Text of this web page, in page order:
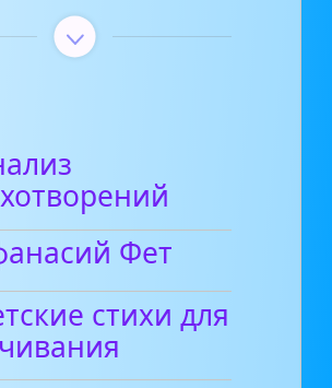
Фет
стихи для